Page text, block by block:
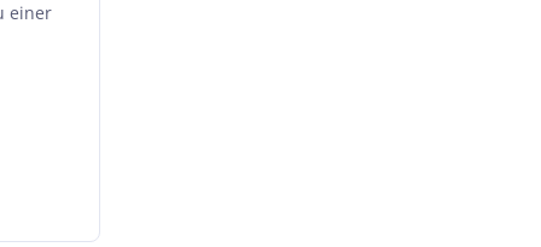
einer